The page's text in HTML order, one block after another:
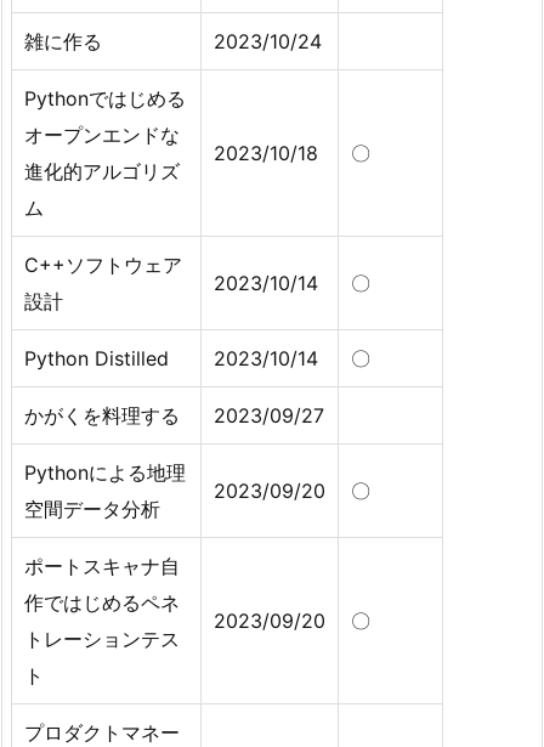
雑に作る 2023/10/24
Pythonではじめる
オープンエンドな
進化的アルゴリズ
ム
2023/10/18 〇
C++ソフトウェア
設計
2023/10/14 〇
Python Distilled 2023/10/14 〇
かがくを料理する 2023/09/27
Pythonによる地理
空間データ分析
2023/09/20 〇
ポートスキャナ自
作ではじめるペネ
トレーションテス
ト
2023/09/20 〇
プロダクトマネー